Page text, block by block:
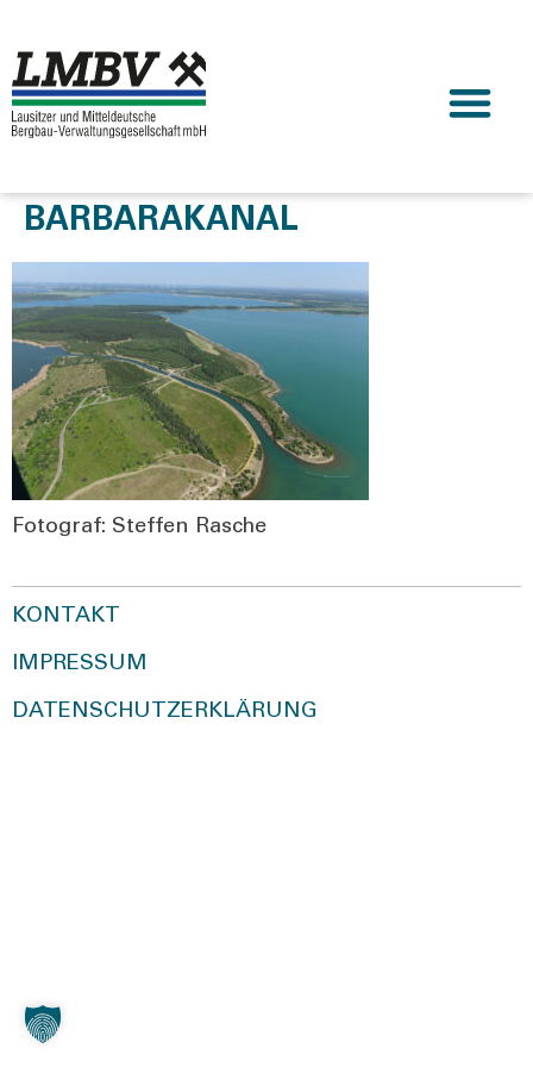
BARBARAKANAL
Foto­graf: Stef­fen Rasche
KONTAKT
IMPRESSUM
DATENSCHUTZERKLÄRUNG